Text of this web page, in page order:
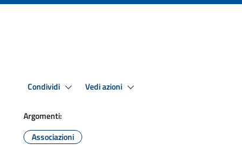
Condividi Vedi azioni
Argomenti:
Associazioni